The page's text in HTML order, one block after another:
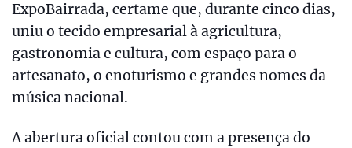
ExpoBairrada, certame que, durante cinco dias,
uniu o tecido empresarial à agricultura,
gastronomia e cultura, com espaço para o
artesanato, o enoturismo e grandes nomes da
música nacional.
A abertura oficial contou com a presença do